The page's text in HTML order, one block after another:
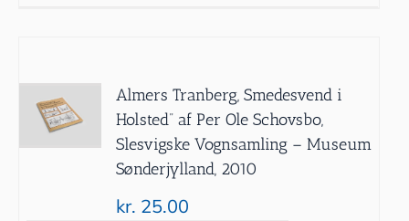
Almers Tranberg, Smedesvend i
Holsted” af Per Ole Schovsbo,
Slesvigske Vognsamling – Museum
Sønderjylland, 2010
kr. 25.00